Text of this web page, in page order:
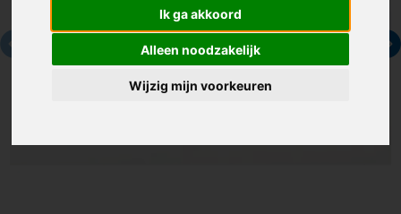
Ik ga akkoord
Alleen noodzakelijk
Wijzig mijn voorkeuren